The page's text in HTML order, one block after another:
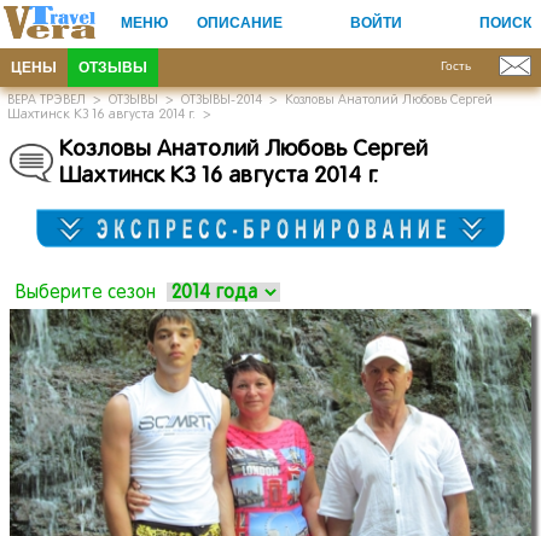
МЕНЮ ОПИСАНИЕ ВОЙТИ ПОИСК
ЦЕНЫ ОТЗЫВЫ Гость
ВЕРА ТРЭВЕЛ>ОТЗЫВЫ>ОТЗЫВЫ-2014>Козловы Анатолий Любовь Сергей
Шахтинск КЗ 16 августа 2014 г. >
Козловы Анатолий Любовь Сергей
Шахтинск КЗ 16 августа 2014 г.
Выберите сезон